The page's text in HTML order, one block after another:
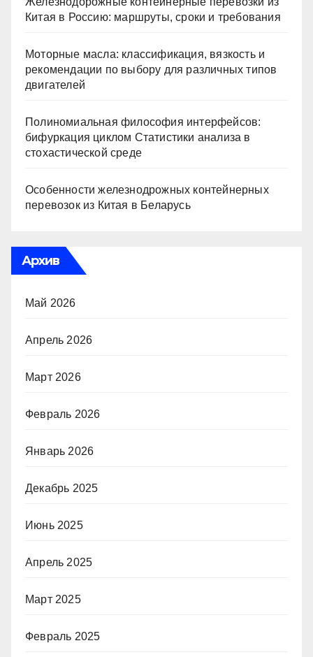
Китая в Россию: маршруты, сроки и требования
Моторные масла: классификация, вязкость и
рекомендации по выбору для различных типов
двигателей
Полиномиальная философия интерфейсов:
бифуркация циклом Статистики анализа в
стохастической среде
Особенности железнодрожных контейнерных
перевозок из Китая в Беларусь
Архив
Май 2026
Апрель 2026
Март 2026
Февраль 2026
Январь 2026
Декабрь 2025
Июнь 2025
Апрель 2025
Март 2025
Февраль 2025